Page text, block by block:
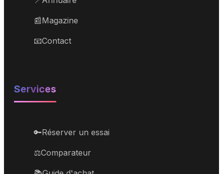
📰Magazine
📧Contact
Services
🔑Réserver un essai
⚖️Comparateur